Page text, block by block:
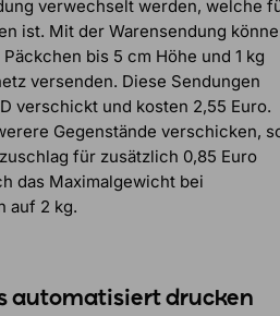
verwechselt werden, welche
ist. Mit der Warensendung
bis 5 cm Höhe und 1 kg
versenden. Diese Sendungen
verschickt und kosten 2,55 Euro.
Gegenstände verschicken,
für zusätzlich 0,85 Euro
das Maximalgewicht bei
auf 2 kg.
automatisiert drucken